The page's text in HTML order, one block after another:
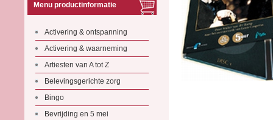
Menu productinformatie
Activering & ontspanning
Activering & waarneming
Artiesten van A tot Z
Belevingsgerichte zorg
Bingo
Bevrijding en 5 mei